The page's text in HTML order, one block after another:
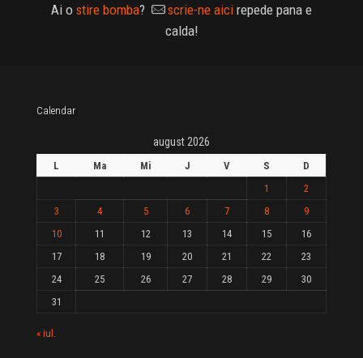
Ai o stire bomba? scrie-ne aici repede pana e
calda!
Calendar
august 2026
L Ma Mi J V S
D
1
2
3
4 5 6 7 8
9
10
11 12 13 14 15
16
17
18 19 20 21 22
23
24
25 26 27 28 29
30
31
« iul.